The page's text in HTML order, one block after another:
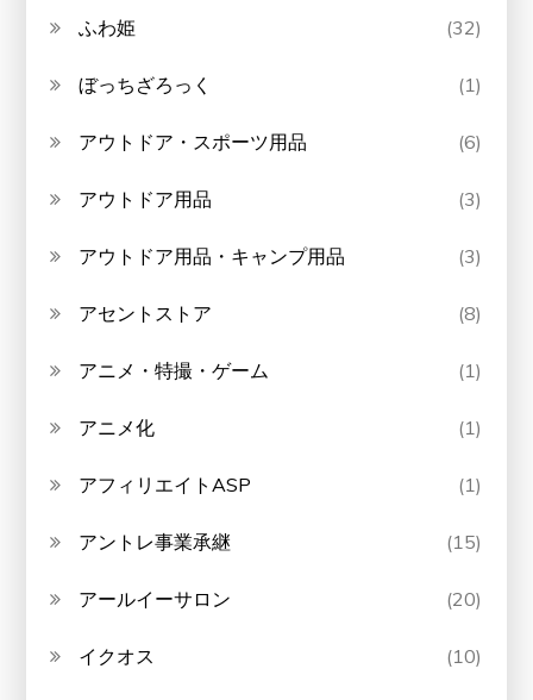
ふわ姫 (32)
ぼっちざろっく (1)
アウトドア・スポーツ用品 (6)
アウトドア用品 (3)
アウトドア用品・キャンプ用品 (3)
アセントストア (8)
アニメ・特撮・ゲーム (1)
アニメ化 (1)
アフィリエイトASP (1)
アントレ事業承継 (15)
アールイーサロン (20)
イクオス (10)